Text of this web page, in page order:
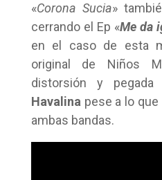
«Corona Sucia»
cerrando el Ep «Me da
en el caso de esta
original de Niños
distorsión y
Havalina pese a lo
ambas bandas.